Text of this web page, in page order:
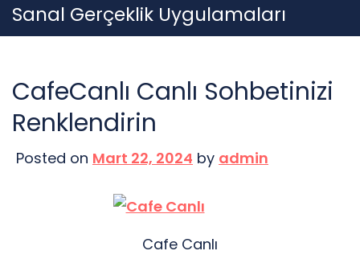
Skip
to
Sanal Gerçeklik Uygulamaları
CafeCanlı Canlı Sohbetinizi
Renklendirin
Posted on Mart 22, 2024 by admin
Cafe Canlı